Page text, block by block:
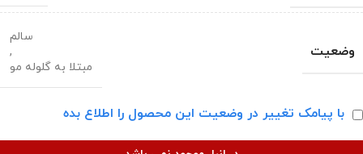
وضعیت
سالم
,
مبتلا به گلوله مو
با پیامک تغییر در وضعیت این محصول را اطلاع بده